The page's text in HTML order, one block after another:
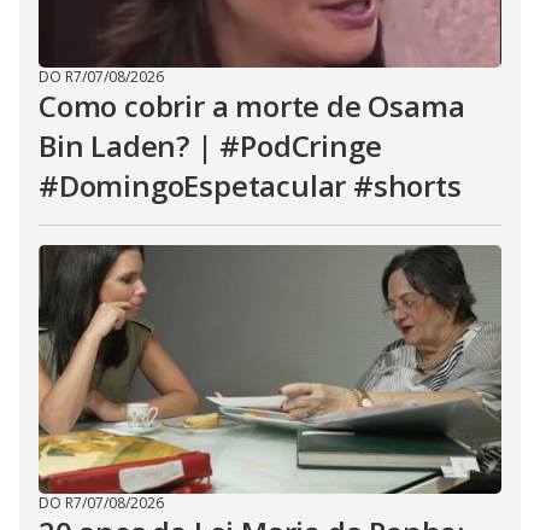
DO R7/07/08/2026
Como cobrir a morte de Osama
Bin Laden? | #PodCringe
#DomingoEspetacular #shorts
DO R7/07/08/2026